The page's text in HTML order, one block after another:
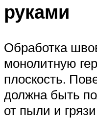
руками
Обработка
монолитную
плоскость.
должна быть
от пыли и